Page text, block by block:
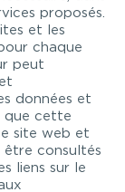
proposés.
et les
chaque
peut
données et
que cette
site web et
être consultés
liens sur le